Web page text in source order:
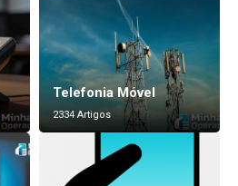
Telefonia Móvel
2334 Artigos